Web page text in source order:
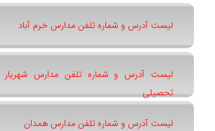
لیست آدرس و شماره تلفن مدارس خرم آباد
لیست آدرس و شماره تلفن مدارس
تحصیلی
لیست آدرس و شماره تلفن مدارس همدان